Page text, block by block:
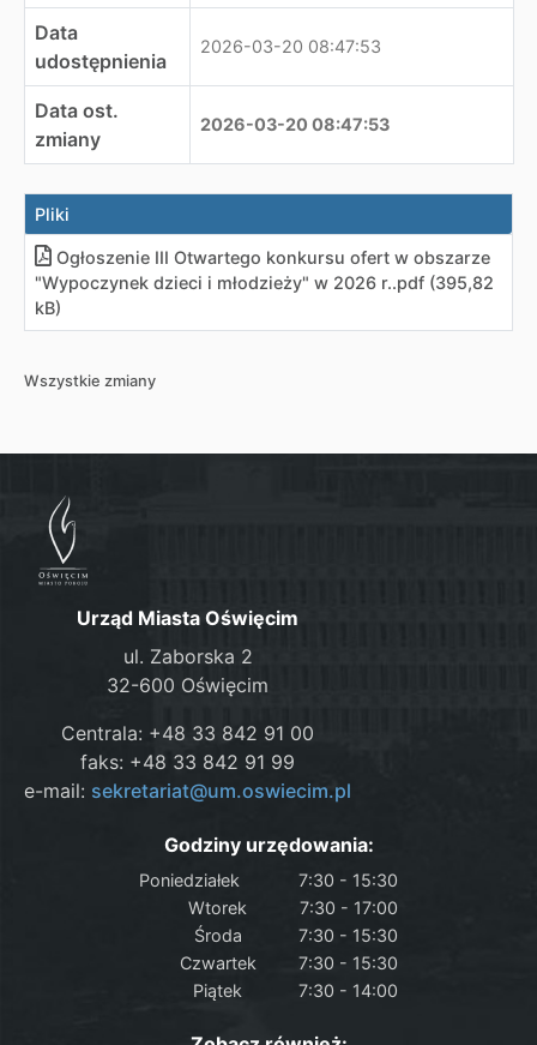
Data
udostępnienia
2026-03-20 08:47:53
Data ost.
zmiany
2026-03-20 08:47:53
Pliki
Ogłoszenie III Otwartego konkursu ofert w obszarze
"Wypoczynek dzieci i młodzieży" w 2026 r..pdf (395,82
kB)
Wszystkie zmiany
Urząd Miasta Oświęcim
ul. Zaborska 2
32-600 Oświęcim
Centrala: +48 33 842 91 00
faks: +48 33 842 91 99
e-mail: sekretariat@um.oswiecim.pl
Godziny urzędowania:
Poniedziałek
7:30 - 15:30
Wtorek
7:30 - 17:00
Środa
7:30 - 15:30
Czwartek
7:30 - 15:30
Piątek
7:30 - 14:00